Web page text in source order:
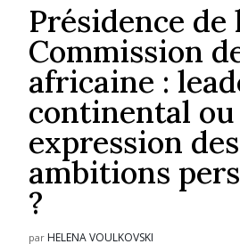
Présidence de
Commission
africaine :
continental ou
expression des
ambitions
?
par HELENA VOULKOVSKI